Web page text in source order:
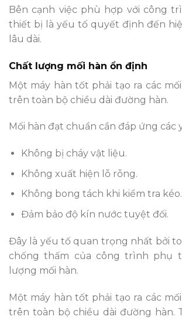
Bên cạnh việc phù hợp với công
thiết bị là yếu tố quyết định đến
lâu dài.
Chất lượng mối hàn ổn định
Một máy hàn tốt phải tạo ra các
trên toàn bộ chiều dài đường hàn.
Mối hàn đạt chuẩn cần đáp ứng các
Không bị cháy vật liệu.
Không xuất hiện lỗ rỗng.
Không bong tách khi kiểm tra kéo.
Đảm bảo độ kín nước tuyệt đối.
Đây là yếu tố quan trọng nhất bởi
chống thấm của công trình phụ
lượng mối hàn.
Một máy hàn tốt phải tạo ra các
trên toàn bộ chiều dài đường hàn.